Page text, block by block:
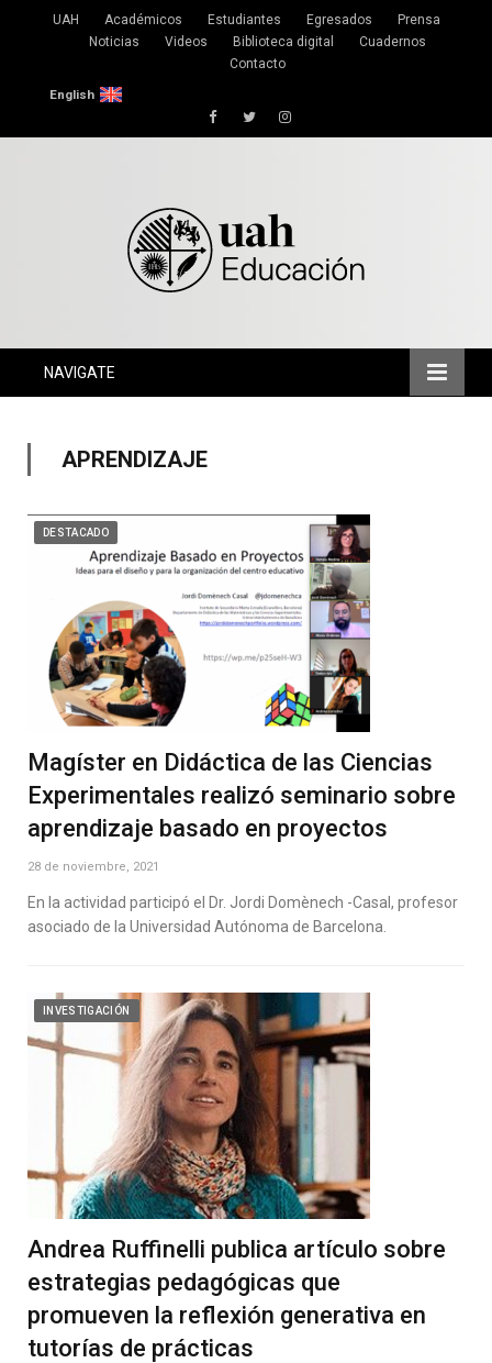
UAH Académicos Estudiantes Egresados
Prensa
Noticias
Videos Biblioteca digital
Cuadernos
Contacto
English
FacebookTwitterInstagram
NAVIGATE
APRENDIZAJE
DESTACADO
Magíster en Didáctica de las Ciencias
Experimentales realizó seminario sobre
aprendizaje basado en proyectos
28 de noviembre, 2021
En la actividad participó el Dr. Jordi Domènech -Casal, profesor
asociado de la Universidad Autónoma de Barcelona.
INVESTIGACIÓN
Andrea Ruffinelli publica artículo sobre
estrategias pedagógicas que
promueven la reflexión generativa en
tutorías de prácticas